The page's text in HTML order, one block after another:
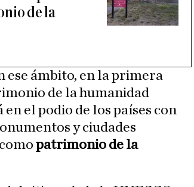
de la
ese ámbito, en la primera
de la humanidad
el podio de los países con
y ciudades
patrimonio de la